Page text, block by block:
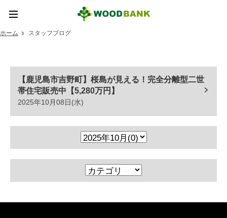
新着情報
ウッドバンクとは
ホーム スタッフブログ
【鹿児島市吉野町】桜島が見える！完全分離型二世
帯住宅販売中【5,280万円】
2025年10月08日(水)